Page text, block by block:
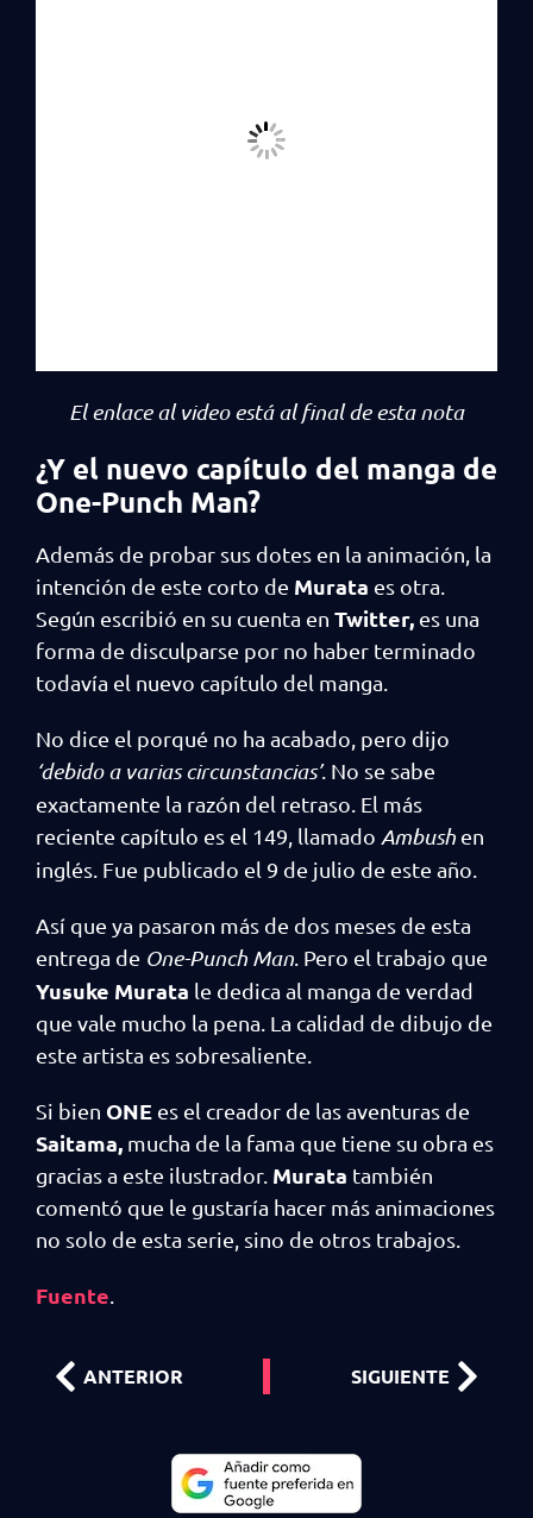
El enlace al video está al final de esta nota
¿Y el nuevo capítulo del manga de
One-Punch Man?
Además de probar sus dotes en la animación, la
intención de este corto de Murata es otra.
Según escribió en su cuenta en Twitter, es una
forma de disculparse por no haber terminado
todavía el nuevo capítulo del manga.
No dice el porqué no ha acabado, pero dijo
‘debido a varias circunstancias’. No se sabe
exactamente la razón del retraso. El más
reciente capítulo es el 149, llamado Ambush en
inglés. Fue publicado el 9 de julio de este año.
Así que ya pasaron más de dos meses de esta
entrega de One-Punch Man . Pero el trabajo que
Yusuke Murata le dedica al manga de verdad
que vale mucho la pena. La calidad de dibujo de
este artista es sobresaliente.
Si bien ONE es el creador de las aventuras de
Saitama, mucha de la fama que tiene su obra es
gracias a este ilustrador. Murata también
comentó que le gustaría hacer más animaciones
no solo de esta serie, sino de otros trabajos.
Fuente
ANTERIOR SIGUIENTE